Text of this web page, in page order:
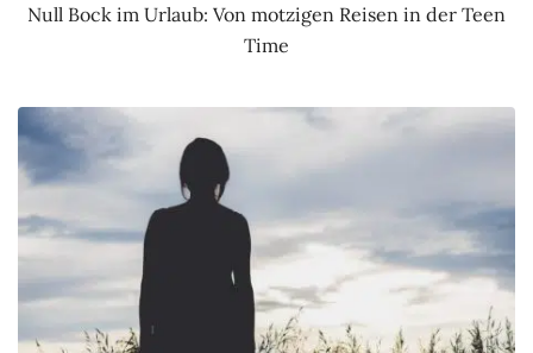
Null Bock im Urlaub: Von motzigen Reisen in der Teen
Time